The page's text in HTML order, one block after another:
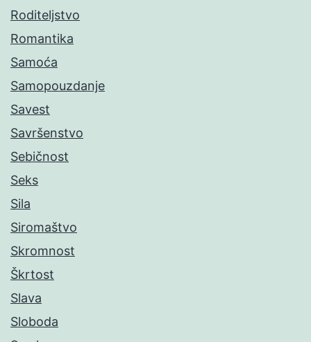
Roditeljstvo
Romantika
Samoća
Samopouzdanje
Savest
Savršenstvo
Sebičnost
Seks
Sila
Siromaštvo
Skromnost
Škrtost
Slava
Sloboda